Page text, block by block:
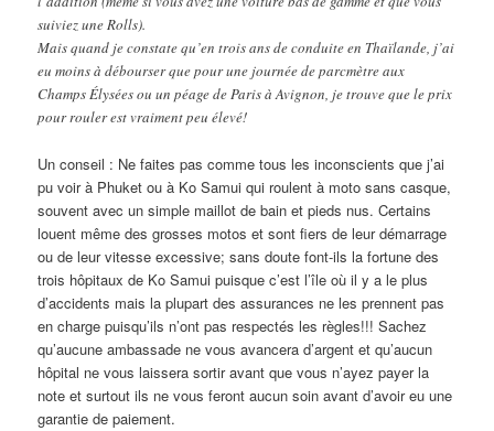
suiviez une Rolls).
Mais quand je constate qu’en trois ans de conduite en Thaïlande, j’ai
eu moins à débourser que pour une journée de parcmètre aux
Champs Élysées ou un péage de Paris à Avignon, je trouve que le prix
pour rouler est vraiment peu élevé!
Un conseil : Ne faites pas comme tous les inconscients que j’ai
pu voir à Phuket ou à Ko Samui qui roulent à moto sans casque,
souvent avec un simple maillot de bain et pieds nus. Certains
louent même des grosses motos et sont fiers de leur démarrage
ou de leur vitesse excessive; sans doute font-ils la fortune des
trois hôpitaux de Ko Samui puisque c’est l’île où il y a le plus
d’accidents mais la plupart des assurances ne les prennent pas
en charge puisqu’ils n’ont pas respectés les règles!!! Sachez
qu’aucune ambassade ne vous avancera d’argent et qu’aucun
hôpital ne vous laissera sortir avant que vous n’ayez payer la
note et surtout ils ne vous feront aucun soin avant d’avoir eu une
garantie de paiement.